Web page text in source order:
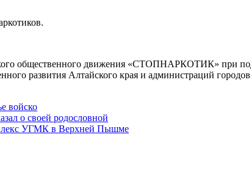
общественного движения «СТОПНАРКОТИК» при
развития Алтайского края и администраций
войско
о своей родословной
УГМК в Верхней Пышме